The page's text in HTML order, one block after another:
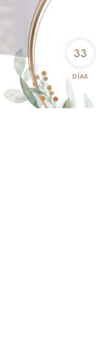
33
DÍAS